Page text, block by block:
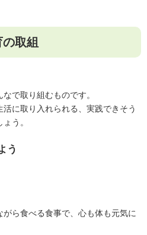
取組
で取り組むものです。
に取り入れられる、実践できそう
う。
う
ら食べる食事で、心も体も元気に